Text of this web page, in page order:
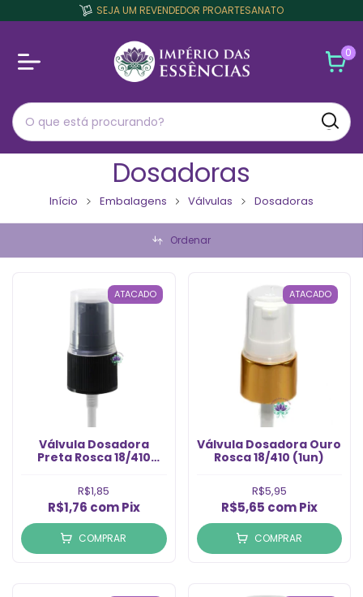
SEJA UM REVENDEDOR PROARTESANATO
0
Dosadoras
Início Embalagens Válvulas Dosadoras
Ordenar
ATACADO
Válvula Dosadora
Preta Rosca 18/410
R$1,85
R$1,76 com Pix
COMPRAR
ATACADO
Válvula Dosadora Ouro
Rosca 18/410 (1un)
R$5,95
R$5,65 com Pix
COMPRAR